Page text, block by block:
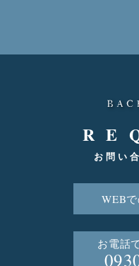
お問い
WEB
お電話